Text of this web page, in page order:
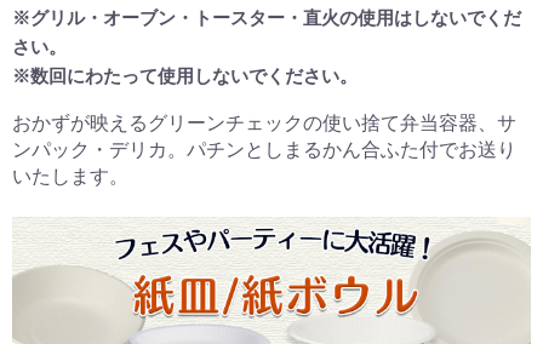
※グリル・オーブン・トースター・直火の使用はしないでくだ
さい。
※数回にわたって使用しないでください。
おかずが映えるグリーンチェックの使い捨て弁当容器、サ
ンパック・デリカ。パチンとしまるかん合ふた付でお送り
いたします。